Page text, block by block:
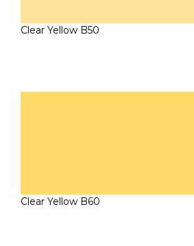
Clear Yellow B50
Clear Yellow B60